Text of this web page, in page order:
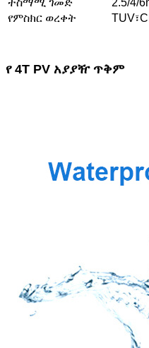
ተስማሚ ገመድ
2.5/4/
የምስክር ወረቀት
የ 4T PV አያያዥ ጥቅም